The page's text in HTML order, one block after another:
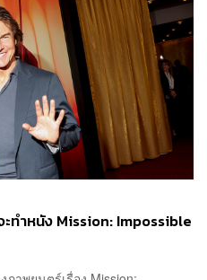
ทำหนัง Mission: Impossible